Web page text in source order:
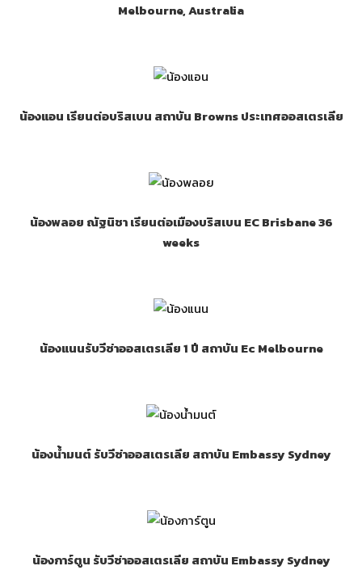
Melbourne, Australia
น้องแอน เรียนต่อบริสเบน สถาบัน Browns ประเทศออสเตรเลีย
น้องพลอย ณัฐนิชา เรียนต่อเมืองบริสเบน EC Brisbane 36
weeks
น้องแนนรับวีซ่าออสเตรเลีย 1 ปี สถาบัน Ec Melbourne
น้องน้ำมนต์ รับวีซ่าออสเตรเลีย สถาบัน Embassy Sydney
น้องการ์ตูน รับวีซ่าออสเตรเลีย สถาบัน Embassy Sydney